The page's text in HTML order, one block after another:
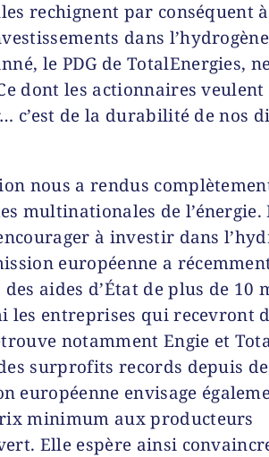
rechignent par conséquent
dans
le PDG de TotalEnergies,
dont les actionnaires
c’est de la durabilité de nos
nous a rendus
multinationales de l’énergie.
à investir dans
européenne a
aides d’État de plus de 10
les entreprises qui recevront
notamment Engie et
surprofits records depuis
européenne envisage
minimum aux producteurs
Elle espère ainsi